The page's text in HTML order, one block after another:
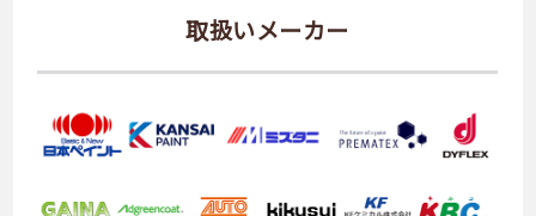
取扱いメーカー